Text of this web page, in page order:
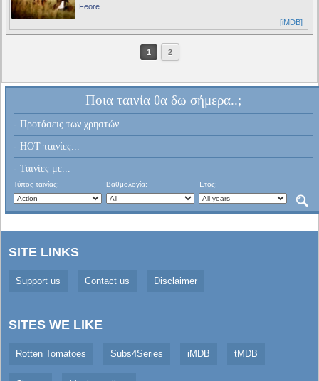
Feore
[iMDB]
1 2
Ποια ταινία θα δω σήμερα..;
- Προτάσεις των χρηστών...
- HOT ταινίες...
- Ταινίες με...
Τύπος ταινίας: Βαθμολογία: Έτος:
SITE LINKS
Support us Contact us Disclaimer
SITES WE LIKE
Rotten Tomatoes Subs4Series iMDB tMDB